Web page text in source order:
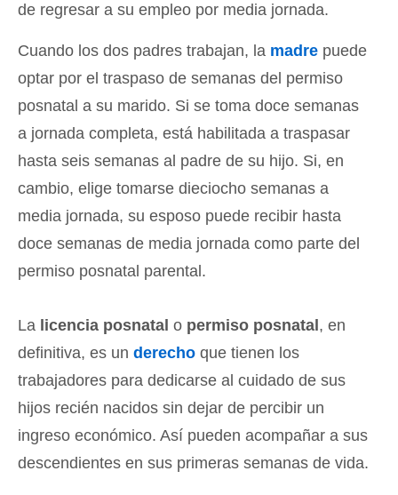
de regresar a su empleo por media jornada.
Cuando los dos padres trabajan, la madre puede
optar por el traspaso de semanas del permiso
posnatal a su marido. Si se toma doce semanas
a jornada completa, está habilitada a traspasar
hasta seis semanas al padre de su hijo. Si, en
cambio, elige tomarse dieciocho semanas a
media jornada, su esposo puede recibir hasta
doce semanas de media jornada como parte del
permiso posnatal parental.
La licencia posnatal o permiso posnatal , en
definitiva, es un derecho que tienen los
trabajadores para dedicarse al cuidado de sus
hijos recién nacidos sin dejar de percibir un
ingreso económico. Así pueden acompañar a sus
descendientes en sus primeras semanas de vida.